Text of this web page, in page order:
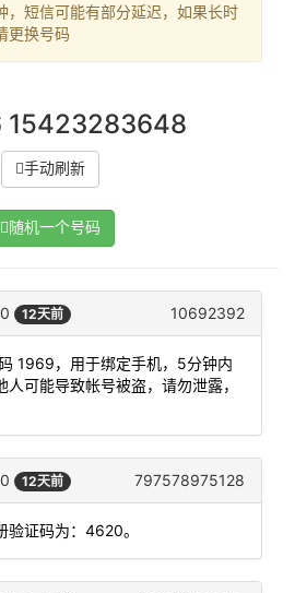
，短信可能有部分延迟，如果长时
更换号码
15423283648
手动刷新
随机一个号码
12天前 10692392
1969，用于绑定手机，5分钟内
可能导致帐号被盗，请勿泄露，
12天前 797578975128
验证码为：4620。